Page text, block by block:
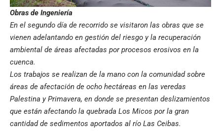
Obras de Ingeniería
En el segundo día de recorrido se visitaron las obras que se
vienen adelantando en gestión del riesgo y la recuperación
ambiental de áreas afectadas por procesos erosivos en la
cuenca.
Los trabajos se realizan de la mano con la comunidad sobre
áreas de afectación de ocho hectáreas en las veredas
Palestina y Primavera, en donde se presentan deslizamientos
que están afectando la quebrada Los Micos por la gran
cantidad de sedimentos aportados al río Las Ceibas.